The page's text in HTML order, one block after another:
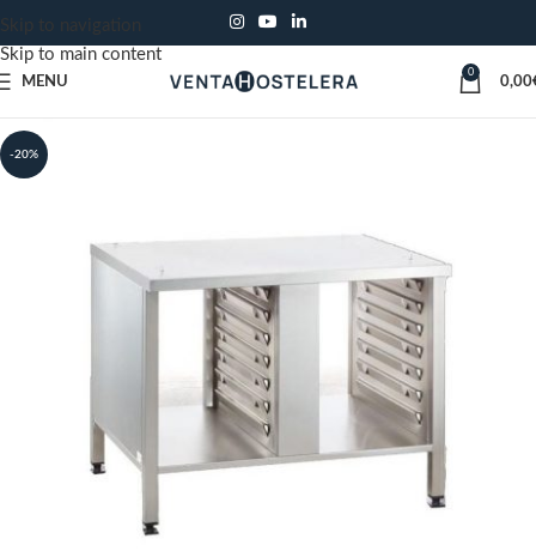
Skip to navigation
Skip to main content
MENU
0
0,00
-20%